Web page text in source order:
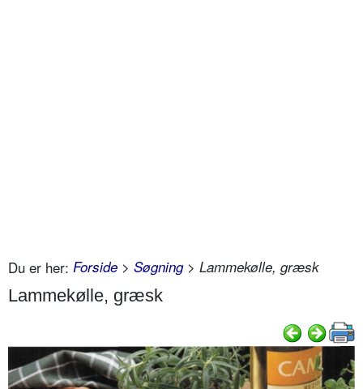
Du er her: Forside > Søgning> Lammekølle, græsk
Lammekølle, græsk